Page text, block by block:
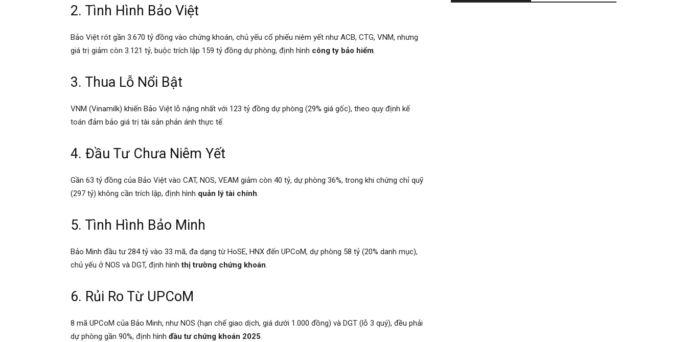
2. Tình Hình Bảo Việt
Bảo Việt rót gần 3.670 tỷ đồng vào chứng khoán, chủ yếu cổ phiếu niêm yết như ACB, CTG, VNM, nhưng
giá trị giảm còn 3.121 tỷ, buộc trích lập 159 tỷ đồng dự phòng, định hình công ty bảo hiểm.
3. Thua Lỗ Nổi Bật
VNM (Vinamilk) khiến Bảo Việt lỗ nặng nhất với 123 tỷ đồng dự phòng (29% giá gốc), theo quy định kế
toán đảm bảo giá trị tài sản phản ánh thực tế.
4. Đầu Tư Chưa Niêm Yết
Gần 63 tỷ đồng của Bảo Việt vào CAT, NOS, VEAM giảm còn 40 tỷ, dự phòng 36%, trong khi chứng chỉ quỹ
(297 tỷ) không cần trích lập, định hình quản lý tài chính.
5. Tình Hình Bảo Minh
Bảo Minh đầu tư 284 tỷ vào 33 mã, đa dạng từ HoSE, HNX đến UPCoM, dự phòng 58 tỷ (20% danh mục),
chủ yếu ở NOS và DGT, định hìnhthị trường chứng khoán.
6. Rủi Ro Từ UPCoM
8 mã UPCoM của Bảo Minh, như NOS (hạn chế giao dịch, giá dưới 1.000 đồng) và DGT (lỗ 3 quý), đều phải
dự phòng gần 90%, định hình đầu tư chứng khoán 2025.